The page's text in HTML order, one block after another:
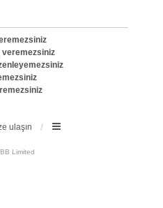
veremezsiniz
ulaşın
Limited